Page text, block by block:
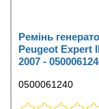
Ремінь
Peugeot Expert
2007 -
0500061240